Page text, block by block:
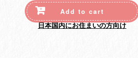
Add to cart
日本国内にお住まいの方向け